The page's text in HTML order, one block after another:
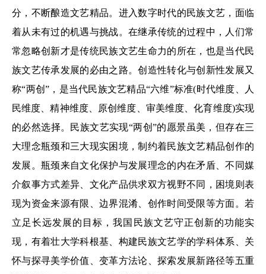
分，不断酿造文艺精品。进入数字时代的民族文艺，面临
着从未有过的机遇与挑战。在继承传统的过程中，人们常
常忽略创新才是传统民族文艺生命力的所在，也是当代民
族文艺传承发展的必由之路。创造性转化与创新性发展又
称“两创”，是当代民族文艺精品“六维”标准(时代维度、人
民维度、精神维度、原创维度、审美维度、化育维度)实现
的必然选择。民族文艺实现“两创”的愿景虽美，但存在三
大理念瓶颈和三大现实困境，制约着民族文艺精品创作的
发展。瓶颈来自文化保护与发展理念的内在矛盾、不同媒
介叙事方式差异、文化产品供求双方视野不同，困境则表
现为资金来源有限、边界混淆、创作时间受限等方面。若
立足长远发展的目标，我国民族文艺守正创新的功能实
现，有着壮大学科根基、构建民族文艺学的学科体系、关
怀与探寻美学价值、变革方法论、探索发展新路径等五重